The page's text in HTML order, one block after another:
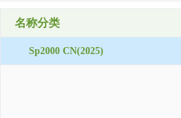
名称分类
Sp2000 CN(2025)